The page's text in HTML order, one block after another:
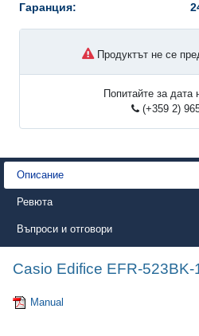
Гаранция:
Продуктът не се
Попитайте за дата
(+359 2)
Описание
Ревюта
Въпроси и отговори
Casio Edifice EFR-523BK-
Manual